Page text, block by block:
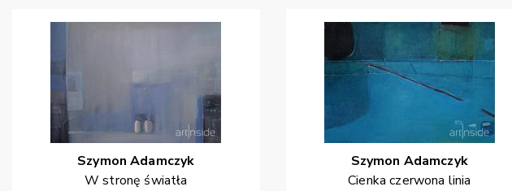
Szymon Adamczyk
W stronę światła
Szymon Adamczyk
Cienka czerwona linia